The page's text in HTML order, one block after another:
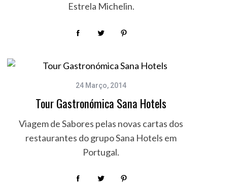
Estrela Michelin.
24 Março, 2014
Tour Gastronómica Sana Hotels
Viagem de Sabores pelas novas cartas dos
restaurantes do grupo Sana Hotels em
Portugal.